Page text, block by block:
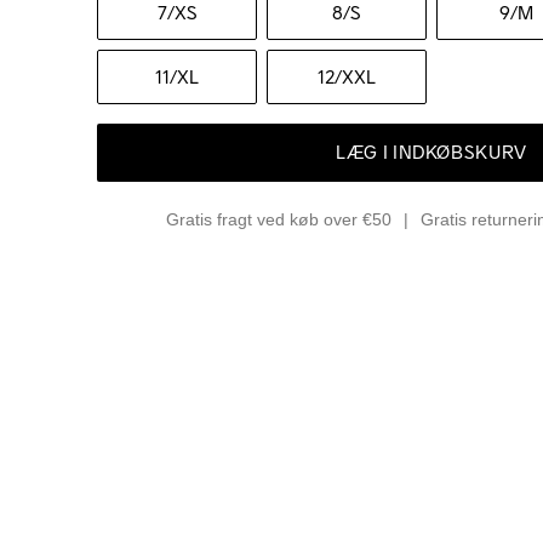
7/XS 8/S 9/M
11/XL 12/XXL
LÆG I INDKØBSKURV
Gratis fragt ved køb over €50 Gratis